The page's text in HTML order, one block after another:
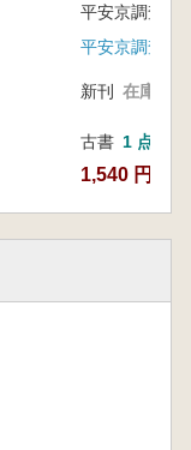
平安京調査
平安京調査会
新刊 在庫なし
古書 1 点
1,540 円